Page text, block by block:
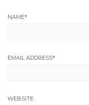
NAME*
EMAIL ADDRESS*
WEBSITE